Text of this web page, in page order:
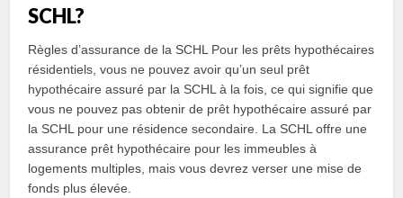
SCHL?
Règles d’assurance de la SCHL Pour les prêts hypothécaires
résidentiels, vous ne pouvez avoir qu’un seul prêt
hypothécaire assuré par la SCHL à la fois, ce qui signifie que
vous ne pouvez pas obtenir de prêt hypothécaire assuré par
la SCHL pour une résidence secondaire. La SCHL offre une
assurance prêt hypothécaire pour les immeubles à
logements multiples, mais vous devrez verser une mise de
fonds plus élevée.